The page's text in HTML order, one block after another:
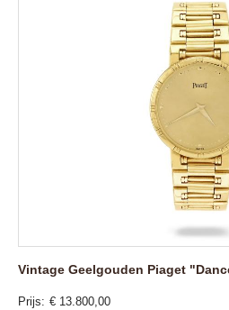
Vintage Geelgouden Piaget
Prijs € 13.800,00